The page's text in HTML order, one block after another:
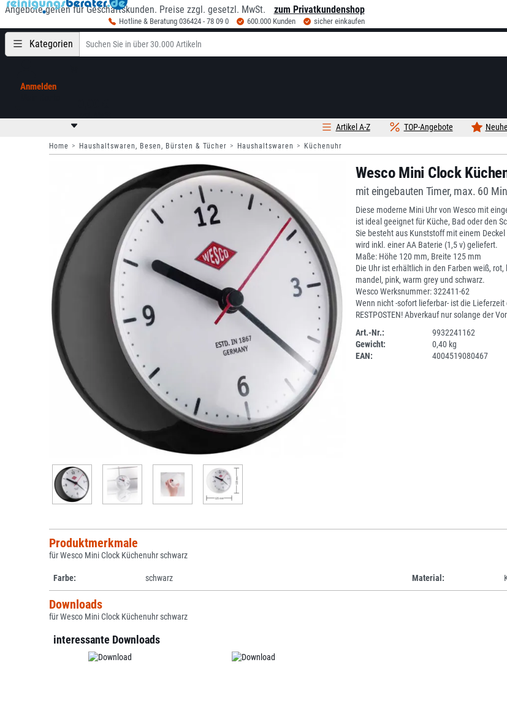
Angebote gelten für Geschäftskunden. Preise zzgl. gesetzl. MwSt. zum Privatkundenshop
Hotline & Beratung 036424 - 78 09 0 600.000 Kunden sicher einkaufen
Kategorien
Anmelden
TOP-Angebote
Artikel A-Z
Home Haushaltswaren, Besen, Bürsten & Tücher Haushaltswaren Küchenuhr
Wesco Mini Clock
mit eingebauten Timer, max. 60
Diese moderne Mini Uhr von Wesco mit
ist ideal geeignet für Küche, Bad oder den
Sie besteht aus Kunststoff mit einem Deckel
wird inkl. einer AA Baterie (1,5 v) geliefert.
Maße: Höhe 120 mm, Breite 125 mm
Die Uhr ist erhältlich in den Farben weiß, rot,
mandel, pink, warm grey und schwarz.
Wesco Werksnummer: 322411-62
Wenn nicht -sofort lieferbar- ist die Lieferzeit
RESTPOSTEN! Abverkauf nur solange der
Art.-Nr.:
9932241162
Gewicht:
0,40 kg
EAN:
4004519080467
Produktmerkmale
für Wesco Mini Clock Küchenuhr schwarz
Farbe: schwarz Material:
Downloads
für Wesco Mini Clock Küchenuhr schwarz
interessante Downloads